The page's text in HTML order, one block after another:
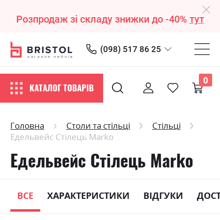
Розпродаж зі складу знижки до -40% тут
(098) 517 86 25
КАТАЛОГ ТОВАРІВ
0
Головна Столи та стільці
Стільці
Едельвейс Стілець Marko
Едельвейс Стілець Marko
ВСЕ ХАРАКТЕРИСТИКИ ВІДГУКИ